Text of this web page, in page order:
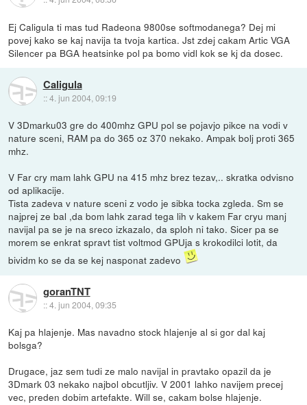
Ej Caligula ti mas tud Radeona 9800se softmodanega? Dej mi
povej kako se kaj navija ta tvoja kartica. Jst zdej cakam Artic VGA
Silencer pa BGA heatsinke pol pa bomo vidl kok se kj da dosec.
Caligula
::4. jun 2004, 09:19
V 3Dmarku03 gre do 400mhz GPU pol se pojavjo pikce na vodi v
nature sceni, RAM pa do 365 oz 370 nekako. Ampak bolj proti 365
mhz.
V Far cry mam lahk GPU na 415 mhz brez tezav,.. skratka odvisno
od aplikacije.
Tista zadeva v nature sceni z vodo je sibka tocka zgleda. Sm se
najprej ze bal ,da bom lahk zarad tega lih v kakem Far cryu manj
navijal pa se je na sreco izkazalo, da sploh ni tako. Sicer pa se
morem se enkrat spravt tist voltmod GPUja s krokodilci lotit, da
bividm ko se da se kej nasponat zadevo
goranTNT
::4. jun 2004, 09:35
Kaj pa hlajenje. Mas navadno stock hlajenje al si gor dal kaj
bolsga?
Drugace, jaz sem tudi ze malo navijal in pravtako opazil da je
3Dmark 03 nekako najbol obcutljiv. V 2001 lahko navijem precej
vec, preden dobim artefakte. Will se, cakam bolse hlajenje.